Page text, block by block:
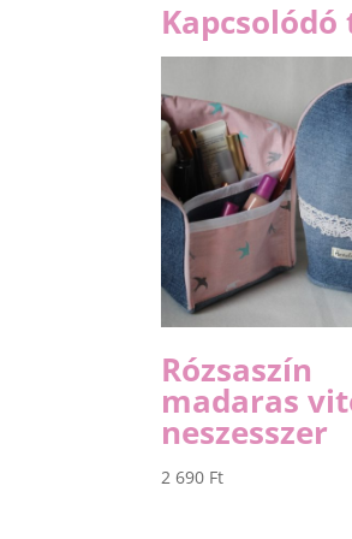
Rózsaszín
madaras
neszesszer
2 690 Ft